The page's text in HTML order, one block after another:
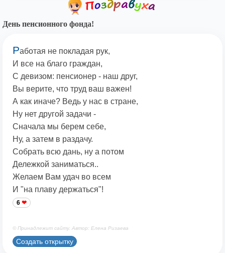
День пенсионного фонда!
Работая не покладая рук,
И все на благо граждан,
С девизом: пенсионер - наш друг,
Вы верите, что труд ваш важен!
А как иначе? Ведь у нас в стране,
Ну нет другой задачи -
Сначала мы берем себе,
Ну, а затем в раздачу.
Собрать всю дань, ну а потом
Дележкой заниматься..
Желаем Вам удач во всем
И "на плаву держаться"!
6
© Принадлежит сайту. Автор: Елена Ризаева
Создать открытку